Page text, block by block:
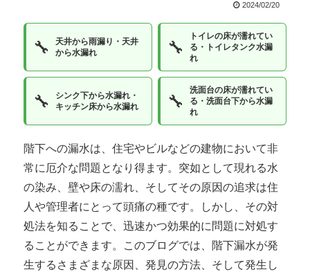
2024/02/20
🔧
天井から雨漏り・天井
から水漏れ
🔧
トイレの床が濡れてい
る・トイレタンク水漏
れ
🔧
シンク下から水漏れ・
キッチン床から水漏れ
🔧
洗面台の床が濡れてい
る・洗面台下から水漏
れ
階下への漏水は、住宅やビルなどの建物において非
常に厄介な問題となり得ます。突如として現れる水
の染み、壁や床の濡れ、そしてその原因の追求は住
人や管理者にとって頭痛の種です。しかし、その対
処法を知ることで、迅速かつ効果的に問題に対処す
ることができます。このブログでは、階下漏水が発
生するさまざまな原因、発見の方法、そして発生し